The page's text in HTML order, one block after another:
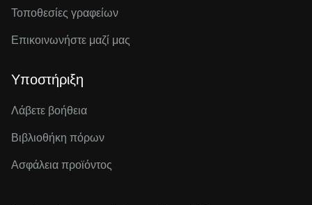
Τοποθεσίες γραφείων
Επικοινωνήστε μαζί μας
Υποστήριξη
Λάβετε βοήθεια
Βιβλιοθήκη πόρων
Ασφάλεια προϊόντος